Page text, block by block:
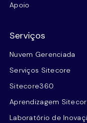
Apoio
Serviços
Nuvem Gerenciada
Serviços Sitecore
Sitecore360
Aprendizagem
Laboratório de